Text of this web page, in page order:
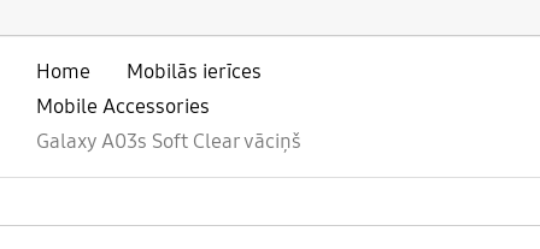
Home
Mobilās ierīces
Mobile Accessories
Galaxy A03s Soft Clear vāciņš